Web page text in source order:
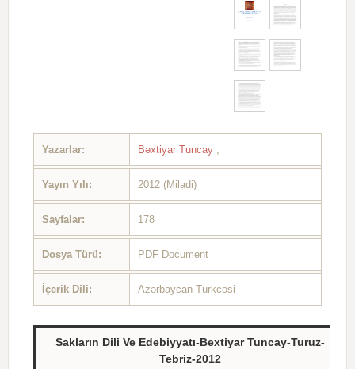
Yazarlar: Bəxtiyar Tuncay
Yayın Yılı: 2012 (Miladi)
Sayfalar: 178
Dosya Türü: PDF Document
İçerik Dili: Azərbaycan Türkcəsi
Sakların Dili Ve Edebiyyatı-Bextiyar Tuncay-Turuz-
Tebriz-2012